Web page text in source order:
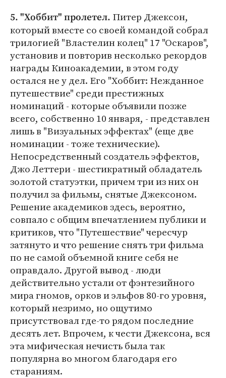
5. "Хоббит" пролетел. Питер Джексон,
который вместе со своей командой собрал
трилогией "Властелин колец" 17 "Оскаров",
установив и повторив несколько рекордов
награды Киноакадемии, в этом году
остался не у дел. Его "Хоббит: Нежданное
путешествие" среди престижных
номинаций - которые объявили позже
всего, собственно 10 января, - представлен
лишь в "Визуальных эффектах" (еще две
номинации - тоже технические).
Непосредственный создатель эффектов,
Джо Леттери - шестикратный обладатель
золотой статуэтки, причем три из них он
получил за фильмы, снятые Джексоном.
Решение академиков здесь, вероятно,
совпало с общим впечатлением публики и
критиков, что "Путешествие" чересчур
затянуто и что решение снять три фильма
по не самой объемной книге себя не
оправдало. Другой вывод - люди
действительно устали от фэнтезийного
мира гномов, орков и эльфов 80-го уровня,
который незримо, но ощутимо
присутствовал где-то рядом последние
десять лет. Впрочем, к чести Джексона, вся
эта мифическая нечисть была так
популярна во многом благодаря его
стараниям.